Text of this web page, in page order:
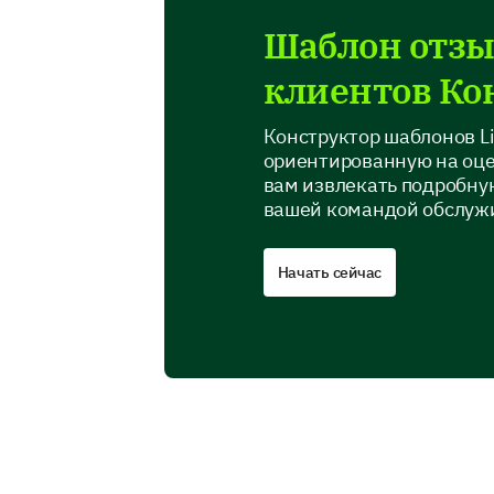
Шаблон
клиентов
Конструктор шаблонов
ориентированную на
вам извлекать
вашей командой
Начать сейчас